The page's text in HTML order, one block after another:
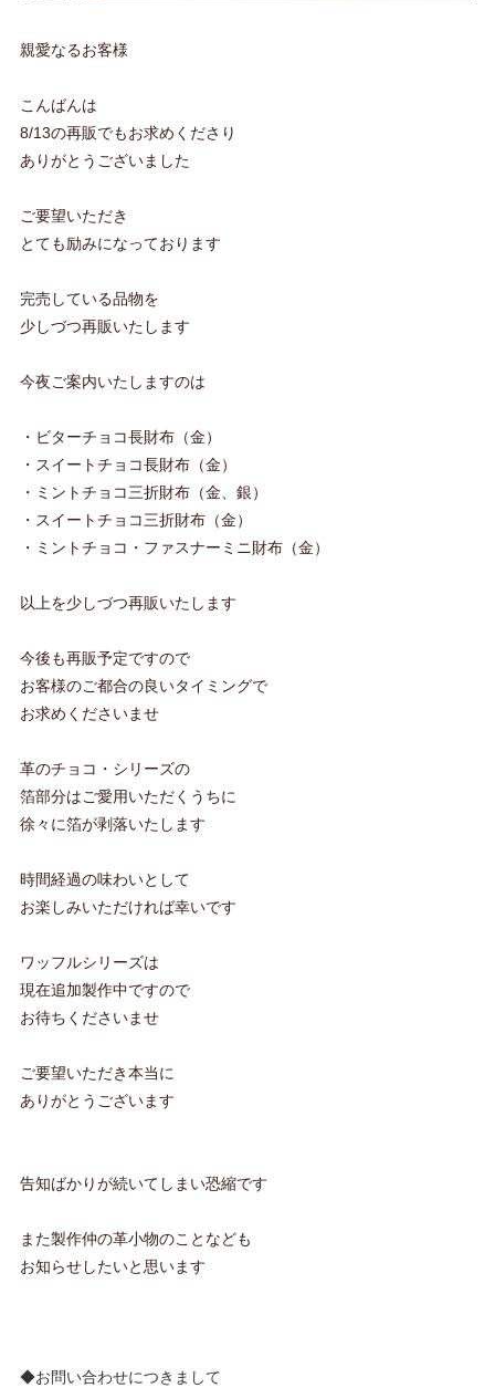
親愛なるお客様
こんばんは
8/13の再販でもお求めくださり
ありがとうございました
ご要望いただき
とても励みになっております
完売している品物を
少しづつ再販いたします
今夜ご案内いたしますのは
・ビターチョコ長財布（金）
・スイートチョコ長財布（金）
・ミントチョコ三折財布（金、銀）
・スイートチョコ三折財布（金）
・ミントチョコ・ファスナーミニ財布（金）
以上を少しづつ再販いたします
今後も再販予定ですので
お客様のご都合の良いタイミングで
お求めくださいませ
革のチョコ・シリーズの
箔部分はご愛用いただくうちに
徐々に箔が剥落いたします
時間経過の味わいとして
お楽しみいただければ幸いです
ワッフルシリーズは
現在追加製作中ですので
お待ちくださいませ
ご要望いただき本当に
ありがとうございます
告知ばかりが続いてしまい恐縮です
また製作仲の革小物のことなども
お知らせしたいと思います
◆お問い合わせにつきまして